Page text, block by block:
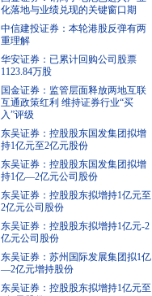
化落地与业绩兑现的关键窗口期
中信建投证券：本轮港股反弹有两
重理解
华安证券：已累计回购公司股票
1123.84万股
国金证券：监管层面释放两地互联
互通政策红利 维持证券行业“买
入”评级
东吴证券：控股股东国发集团拟增
持1亿元至2亿元股份
东吴证券：控股股东国发集团拟增
持1亿—2亿元公司股份
东吴证券：控股股东拟增持1亿元至
2亿元公司股份
东吴证券：控股股东拟增持1亿元-2
亿元公司股份
东吴证券：苏州国际发展集团拟1亿
—2亿元增持股份
东吴证券：控股股东拟增持1亿元至